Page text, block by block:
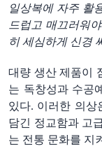
일상복에 자주 활
드럽고 매끄러워야
히 세심하게 신경
대량 생산 제품이
는 독창성과 수공
있다. 이러한 의상
담긴 정교함과 고
는 전통 문화를 지